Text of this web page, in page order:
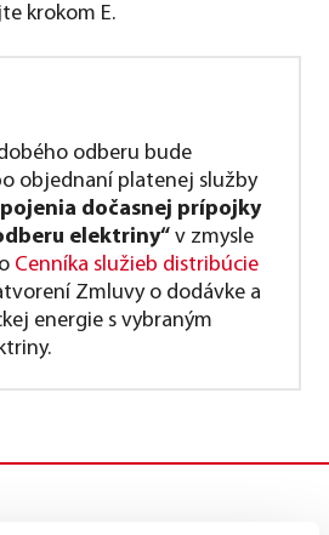
krokom E.
odberu bude
objednaní platenej služby
dočasnej prípojky
elektriny“ v zmysle
Cenníka služieb distribúcie
Zmluvy o dodávke a
energie s vybraným